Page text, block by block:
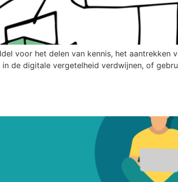
voor het delen van kennis, het
de digitale vergetelheid verdwijnen, of